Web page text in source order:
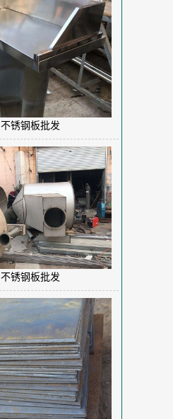
不锈钢板批发
不锈钢板批发